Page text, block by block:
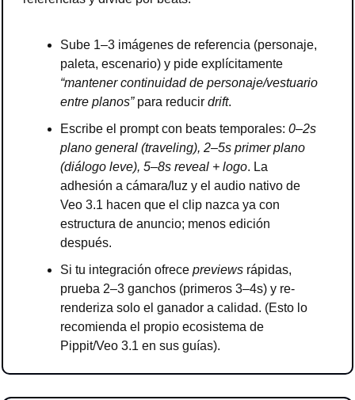
Sube 1–3 imágenes de referencia (personaje,
“mantener continuidad de personaje/vestuario
entre planos” para reducir drift.
Escribe el prompt con beats temporales: 0–2s
plano general (traveling), 2–5s primer plano
(diálogo leve), 5–8s reveal + logo. La
adhesión a cámara/luz y el audio nativo de
Veo 3.1 hacen que el clip nazca ya con
estructura de anuncio; menos edición
después.
Si tu integración ofrece previews rápidas,
prueba 2–3 ganchos (primeros 3–4s) y re-
renderiza solo el ganador a calidad. (Esto lo
recomienda el propio ecosistema de
Pippit/Veo 3.1 en sus guías).